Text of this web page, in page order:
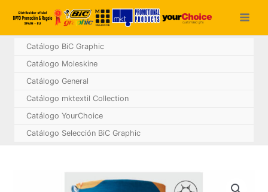
Catálogo BiC Graphic
Catálogo Moleskine
Catálogo General
Catálogo mktextil Collection
Catálogo YourChoice
Catálogo Selección BiC Graphic